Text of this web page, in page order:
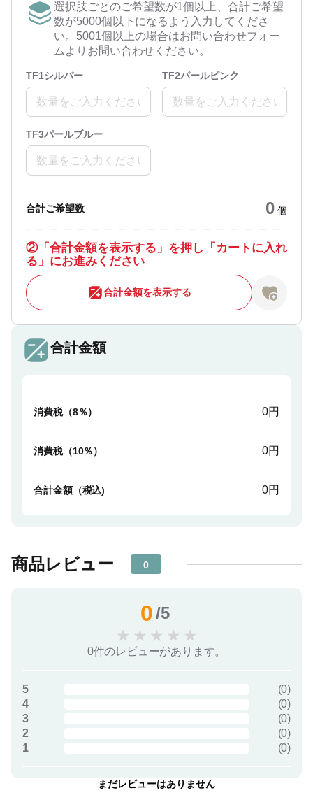
選択肢ごとのご希望数が1個以上、合計ご希望
数が5000個以下になるよう入力してくださ
い。5001個以上の場合はお問い合わせフォー
ムよりお問い合わせください。
TF1シルバー TF2パールピンク
TF3パールブルー
合計ご希望数 0 個
②「合計金額を表示する」を押し「カートに入れ
る」にお進みください
合計金額を表示する
合計金額
消費税（8％） 0円
消費税（10％） 0円
合計金額（税込) 0円
商品レビュー 0
0/5
★ ★ ★ ★ ★
0件のレビューがあります。
5 (0)
4
(0)
3
(0)
2
(0)
1
(0)
まだレビューはありません